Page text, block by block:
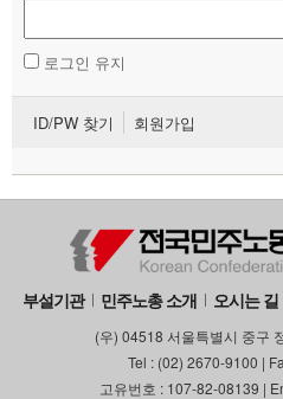
로그인 유지
ID/PW 찾기 회원가입
부설기관 민주노총 소개 오시는 길
(우) 04518 서울특별시 중구
Tel : (02) 2670-9100 |
고유번호 : 107-82-08139 |
자료
업무